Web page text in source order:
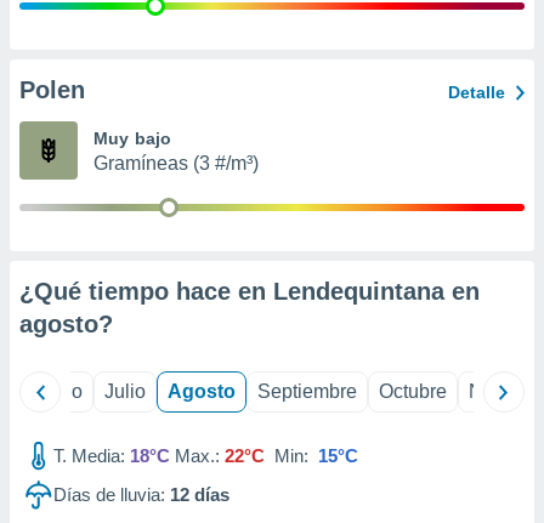
e
publicidad
Polen Detalle
Muy bajo
Gramíneas (3 #/m³)
¿Qué tiempo hace en Lendequintana en
agosto?
Junio Julio Agosto Septiembre Octubre
T. Media: 18°C Max.: 22°C Min: 15°C
Días de lluvia: 12 días